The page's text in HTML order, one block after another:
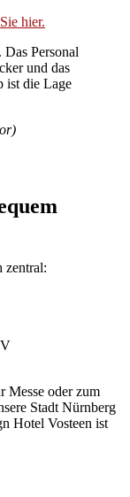
hier.
Personal
und das
ist die Lage
zentral:
Messe oder zum
Stadt Nürnberg
Hotel Vosteen ist